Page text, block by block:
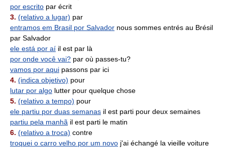
por escrito par écrit
3. (relativo a lugar) par
entramos em Brasil por Salvador nous sommes entrés au Brésil
par Salvador
ele está por aí il est par là
por onde você vai? par où passes-tu?
vamos por aqui passons par ici
4. (indica objetivo) pour
lutar por algo lutter pour quelque chose
5. (relativo a tempo) pour
ele partiu por duas semanas il est parti pour deux semaines
partiu pela manhã il est parti le matin
6. (relativo a troca) contre
troquei o carro velho por um novo j'ai échangé la vieille voiture